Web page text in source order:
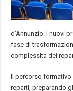
d’Annunzio. I nuovi
fase di
complessità dei
Il percorso formativo
reparti, preparando